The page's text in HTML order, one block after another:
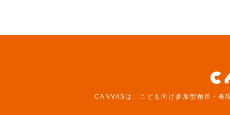
CANVASは、こども向け参加型創造・表